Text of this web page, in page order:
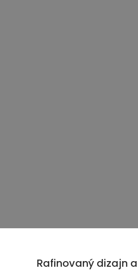
Rafinovaný dizajn